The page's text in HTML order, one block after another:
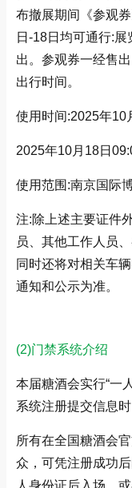
布撤展期间《参观
日-18日均可通行:
出。参观券一经售
出行时间。
使用时间:2025年10
2025年10月18日
使用范围:南京国际
注:除上述主要证件
员、其他工作人员
同时还将对相关车
通知和公示为准。
(2)门禁系统介绍
本届糖酒会实行“一
系统注册提交信息
所有在全国糖酒会
众，可凭注册成功
人身份证后入场，